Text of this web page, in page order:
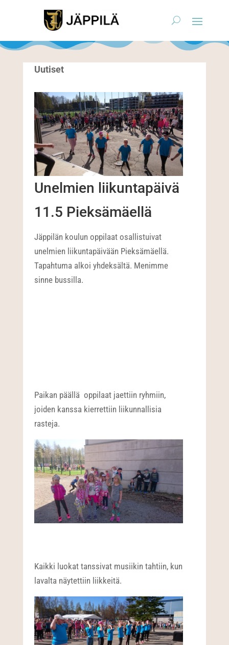
Uutiset
Unelmien liikuntapäivä
11.5 Pieksämäellä
Jäppilän koulun oppilaat osallistuivat
unelmien liikuntapäivään Pieksämäellä.
Tapahtuma alkoi yhdeksältä. Menimme
sinne bussilla.
Paikan päällä oppilaat jaettiin ryhmiin,
joiden kanssa kierrettiin liikunnallisia
rasteja.
Kaikki luokat tanssivat musiikin tahtiin, kun
lavalta näytettiin liikkeitä.